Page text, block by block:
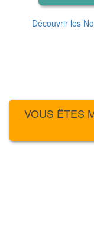
Découvrir les
VOUS ÊTES